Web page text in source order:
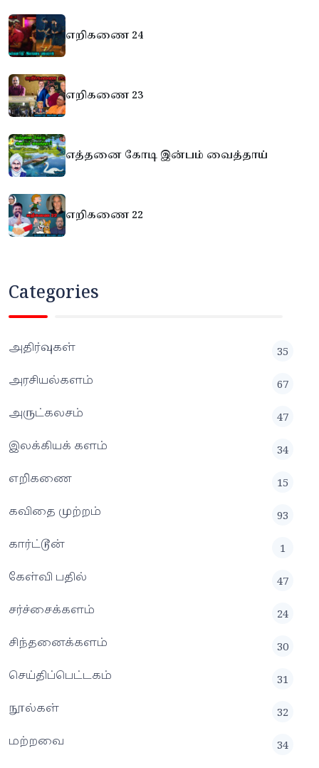
எறிகணை 24
எறிகணை 23
எத்தனை கோடி இன்பம் வைத்தாய்
எறிகணை 22
Categories
அதிர்வுகள்
35
அரசியல்களம்
67
அருட்கலசம்
47
இலக்கியக் களம்
34
எறிகணை
15
கவிதை முற்றம்
93
கார்ட்டூன்
1
கேள்வி பதில்
47
சர்ச்சைக்களம்
24
சிந்தனைக்களம்
30
செய்திப்பெட்டகம்
31
நூல்கள்
32
மற்றவை
34